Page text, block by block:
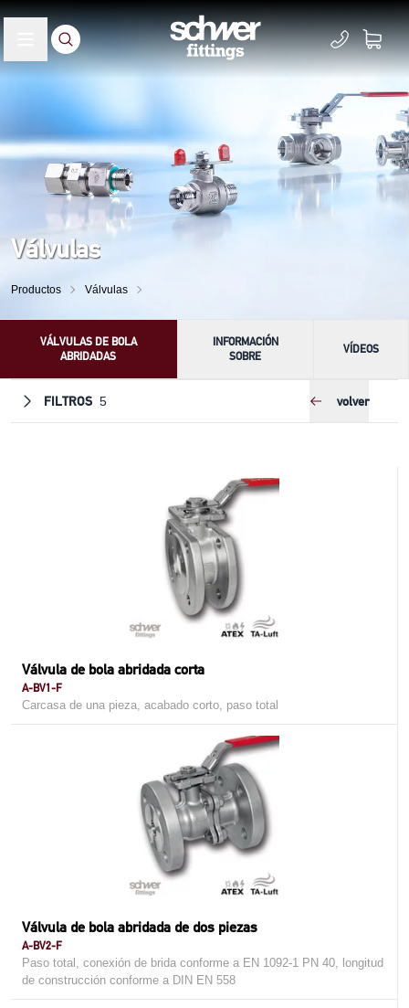
Válvulas
Productos Válvulas
VÁLVULAS DE BOLA
ABRIDADAS
INFORMACIÓN
SOBRE
VÍDEOS
FILTROS 5 volver
Válvula de bola abridada corta
A-BV1-F
Carcasa de una pieza, acabado corto, paso total
Válvula de bola abridada de dos piezas
A-BV2-F
Paso total, conexión de brida conforme a EN 1092-1 PN 40, longitud
de construcción conforme a DIN EN 558